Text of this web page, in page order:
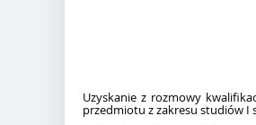
Uzyskanie z rozmowy
przedmiotu z zakresu studiów I